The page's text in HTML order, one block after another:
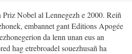
Nobel al Lennegezh e 2000. Reiñ
embannet gant Editions Apogée
da lenn unan eus an
hag etrebroadel souezhusañ ha